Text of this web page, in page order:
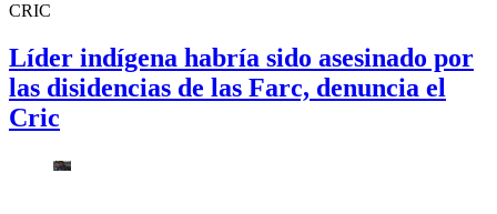
CRIC
Líder indígena habría sido asesinado por
las disidencias de las Farc, denuncia el
Cric